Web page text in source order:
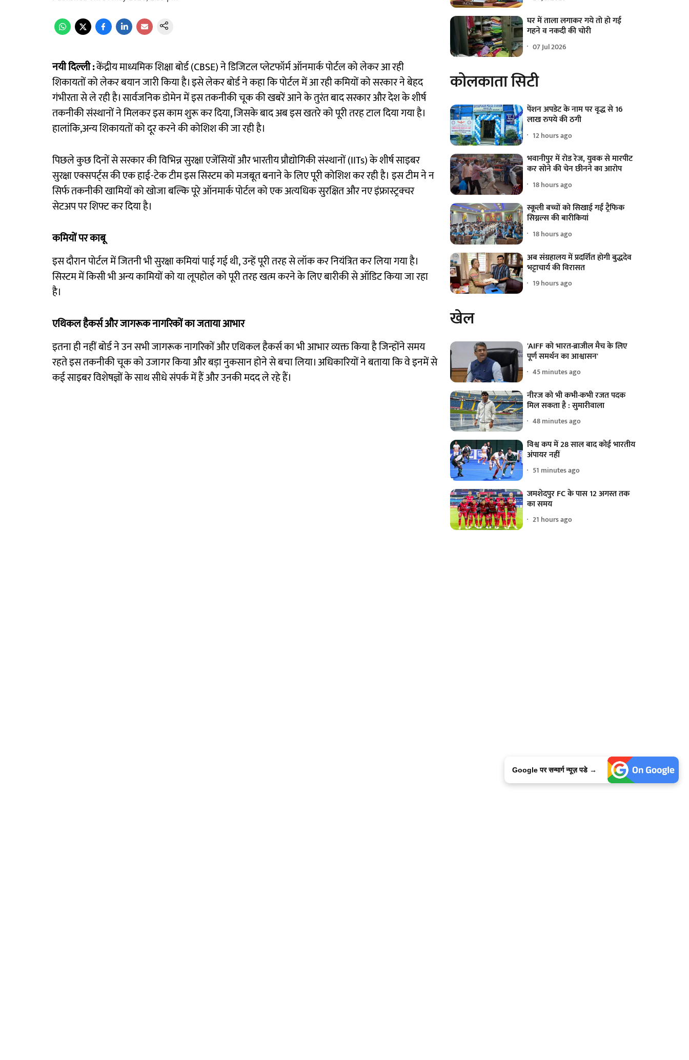
नयी दिल्ली :केंद्रीय माध्यमिक शिक्षा बोर्ड (CBSE) ने डिजिटल प्लेटफॉर्म ऑनमार्क पोर्टल को लेकर आ रही
शिकायतों को लेकर बयान जारी किया है। इसे लेकर बोर्ड ने कहा कि पोर्टल में आ रही कमियों को सरकार ने बेहद
गंभीरता से ले रही है। सार्वजनिक डोमेन में इस तकनीकी चूक की खबरें आने के तुरंत बाद सरकार और देश के शीर्ष
तकनीकी संस्थानों ने मिलकर इस काम शुरू कर दिया, जिसके बाद अब इस खतरे को पूरी तरह टाल दिया गया है।
हालांकि,अन्य शिकायतों को दूर करने की कोशिश की जा रही है।
पिछले कुछ दिनों से सरकार की विभिन्न सुरक्षा एजेंसियों और भारतीय प्रौद्योगिकी संस्थानों (IITs) के शीर्ष साइबर
सुरक्षा एक्सपर्ट्स की एक हाई-टेक टीम इस सिस्टम को मजबूत बनाने के लिए पूरी कोशिश कर रही है। इस टीम ने न
सिर्फ तकनीकी खामियों को खोजा बल्कि पूरे ऑनमार्क पोर्टल को एक अत्यधिक सुरक्षित और नए इंफ्रास्ट्रक्चर
सेटअप पर शिफ्ट कर दिया है।
कमियों पर काबू
इस दौरान पोर्टल में जितनी भी सुरक्षा कमियां पाई गई थी, उन्हें पूरी तरह से लॉक कर नियंत्रित कर लिया गया है।
सिस्टम में किसी भी अन्य कामियों को या लूपहोल को पूरी तरह खत्म करने के लिए बारीकी से ऑडिट किया जा रहा
है।
एथिकल हैकर्स और जागरूक नागरिकों का जताया आभार
इतना ही नहीं बोर्ड ने उन सभी जागरूक नागरिकों और एथिकल हैकर्स का भी आभार व्यक्त किया है जिन्होंने समय
रहते इस तकनीकी चूक को उजागर किया और बड़ा नुकसान होने से बचा लिया। अधिकारियों ने बताया कि वे इनमें से
कई साइबर विशेषज्ञों के साथ सीधे संपर्क में हैं और उनकी मदद ले रहे हैं।
घर में ताला लगाकर गये तो हो गई
गहने व नकदी की चोरी
07 Jul 2026
कोलकाता सिटी
पेंशन अपडेट के नाम पर वृद्ध से 16
लाख रुपये की ठगी
12 hours ago
भवानीपुर में रोड रेज, युवक से मारपीट
कर सोने की चेन छीनने का आरोप
18 hours ago
स्कूली बच्चों को सिखाई गईं ट्रैफिक
सिग्नल्स की बारीकियां
18 hours ago
अब संग्रहालय में प्रदर्शित होगी बुद्धदेव
भट्टाचार्य की विरासत
19 hours ago
खेल
'AIFF को भारत-ब्राजील मैच के लिए
पूर्ण समर्थन का आश्वासन'
45 minutes ago
नीरज को भी कभी-कभी रजत पदक
मिल सकता है : सुमारीवाला
48 minutes ago
विश्व कप में 28 साल बाद कोई भारतीय
अंपायर नहीं
51 minutes ago
जमशेदपुर FC के पास 12 अगस्त तक
का समय
21 hours ago
Google पर सन्मार्ग न्यूज़ पडे →